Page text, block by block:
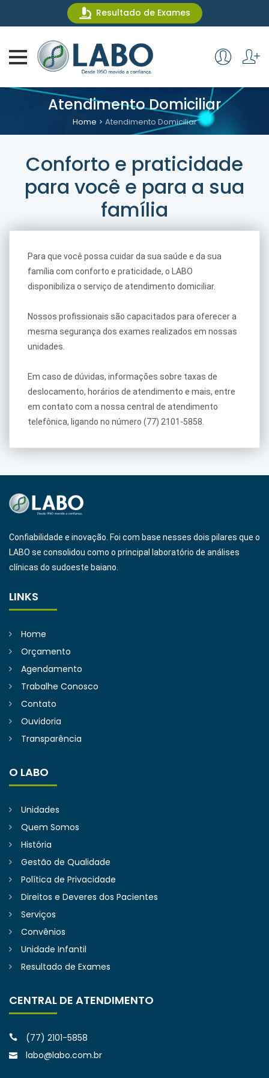
Resultado de Exames
Atendimento Domiciliar
Home Atendimento Domiciliar
Conforto e praticidade
para você e para a sua
família
Para que você possa cuidar da sua saúde e da sua
família com conforto e praticidade, o LABO
disponibiliza o serviço de atendimento domiciliar.
Nossos profissionais são capacitados para oferecer a
mesma segurança dos exames realizados em nossas
unidades.
Em caso de dúvidas, informações sobre taxas de
deslocamento, horários de atendimento e mais, entre
em contato com a nossa central de atendimento
telefônica, ligando no número (77) 2101-5858.
Confiabilidade e inovação. Foi com base nesses dois pilares que o
LABO se consolidou como o principal laboratório de análises
clínicas do sudoeste baiano.
LINKS
Home
Orçamento
Agendamento
Trabalhe Conosco
Contato
Ouvidoria
Transparência
O LABO
Unidades
Quem Somos
História
Gestão de Qualidade
Política de Privacidade
Direitos e Deveres dos Pacientes
Serviços
Convênios
Unidade Infantil
Resultado de Exames
CENTRAL DE ATENDIMENTO
(77) 2101-5858
labo@labo.com.br